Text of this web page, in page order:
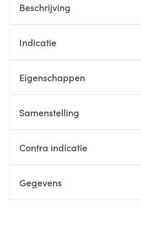
Beschrijving
Indicatie
Eigenschappen
Samenstelling
Contra indicatie
Gegevens